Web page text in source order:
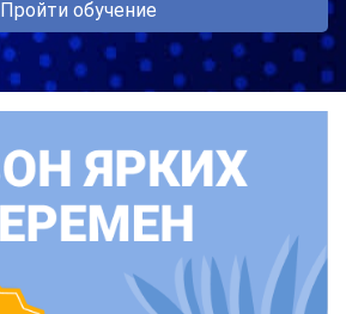
Пройти обучение